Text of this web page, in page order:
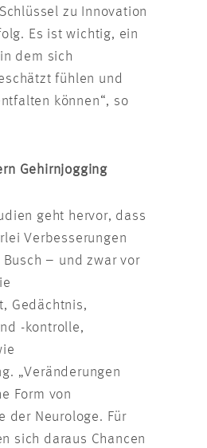
zu Innovation
Es ist wichtig, ein
dem sich
fühlen und
können“, so
Gehirnjogging
geht hervor, dass
Verbesserungen
– und zwar vor
Gedächtnis,
-kontrolle,
„Veränderungen
Form von
der Neurologe. Für
sich daraus Chancen